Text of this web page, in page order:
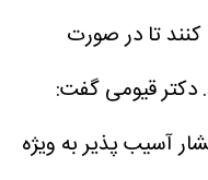
تا در صورت
دکتر قیومی گفت:
آسیب پذیر به ویژه